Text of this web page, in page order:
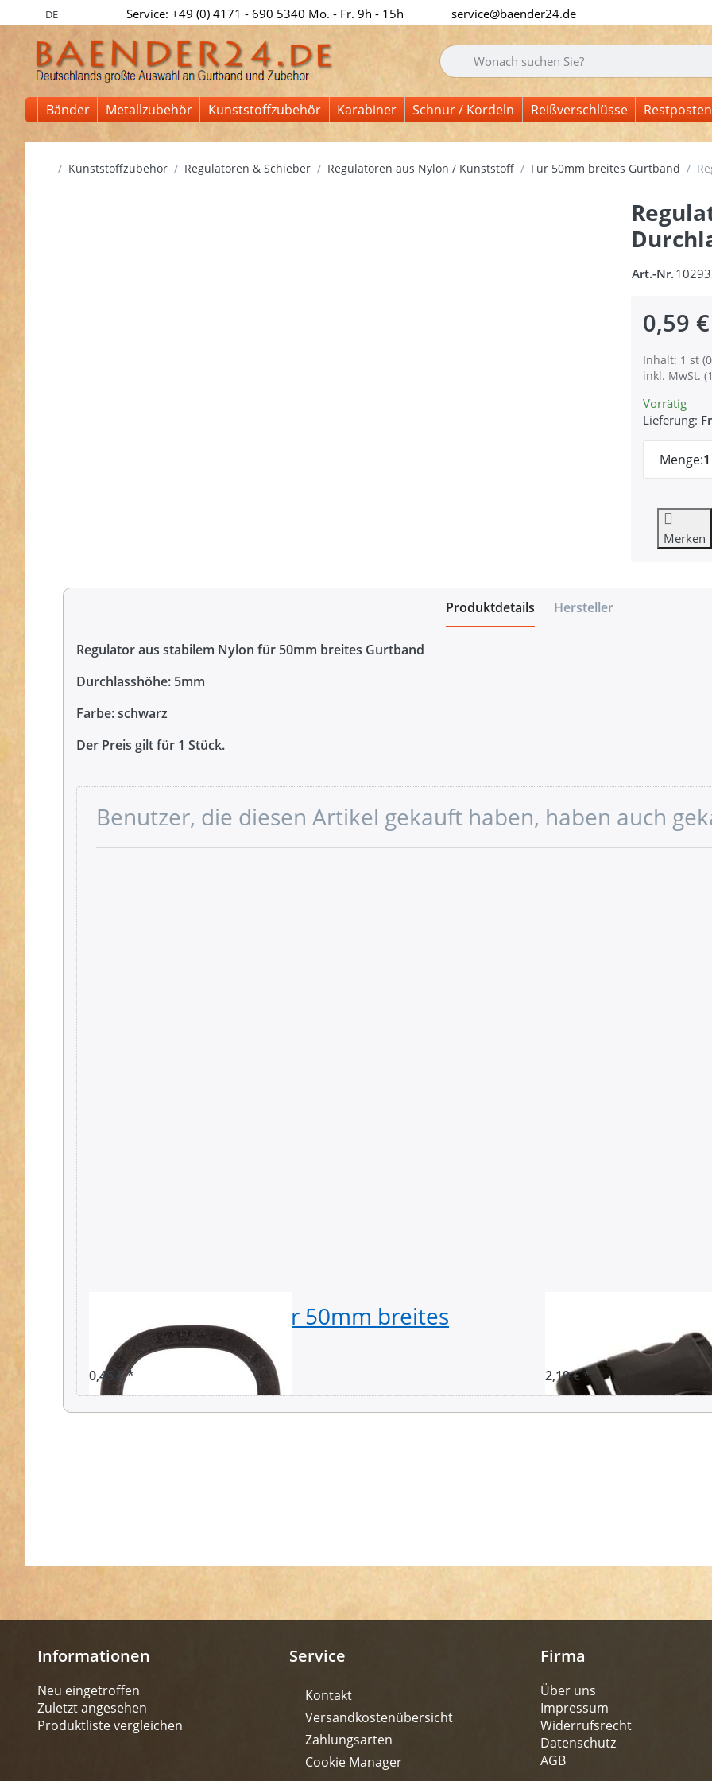
DE Service: +49 (0) 4171 - 690 5340 Mo. - Fr. 9h - 15h service@baender24.de
Geben Sie einen Suchbegriff ein. Während Sie
Bänder Metallzubehör Kunststoffzubehör Karabiner Schnur / Kordeln Reißverschlüsse Restposten
Startseite
Kunststoffzubehör Regulatoren & Schieber Regulatoren aus Nylon / Kunststoff Für 50mm breites Gurtband
Art.-Nr.
0,59 €
Inhalt: 1 st
inkl. MwSt.
Vorrätig
Lieferung:
Menge:1
Merken
Produktdetails Hersteller
Regulator aus stabilem Nylon für 50mm breites Gurtband
Durchlasshöhe: 5mm
Farbe: schwarz
Der Preis gilt für 1 Stück.
Benutzer, die diesen Artikel gekauft haben, haben auch
D-Ring aus Nylon für 50mm breites
Gurtband - 1 Stück
0,45 € *
Durchlass -
2,19 € *
Informationen
Neu eingetroffen
Zuletzt angesehen
Produktliste vergleichen
Service
Kontakt
Versandkostenübersicht
Zahlungsarten
Cookie Manager
Firma
Über uns
Impressum
Widerrufsrecht
Datenschutz
AGB